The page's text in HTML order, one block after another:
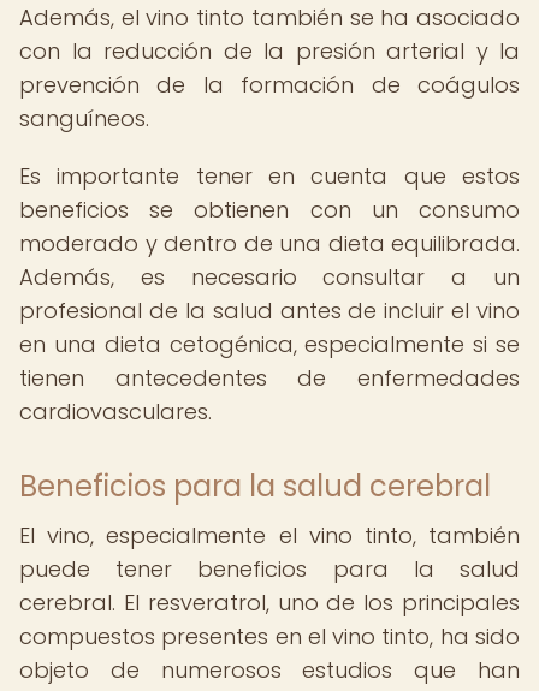
Además, el vino tinto también se ha asociado
con la reducción de la presión arterial y la
prevención de la formación de coágulos
sanguíneos.
Es importante tener en cuenta que estos
beneficios se obtienen con un consumo
moderado y dentro de una dieta equilibrada.
Además, es necesario consultar a un
profesional de la salud antes de incluir el vino
en una dieta cetogénica, especialmente si se
tienen antecedentes de enfermedades
cardiovasculares.
Beneficios para la salud cerebral
El vino, especialmente el vino tinto, también
puede tener beneficios para la salud
cerebral. El resveratrol, uno de los principales
compuestos presentes en el vino tinto, ha sido
objeto de numerosos estudios que han